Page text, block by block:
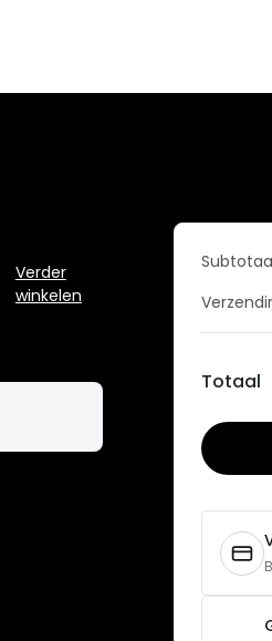
Verder
winkelen
Totaal